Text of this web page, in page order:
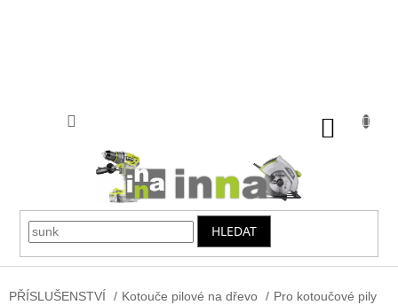
HLEDAT
PŘÍSLUŠENSTVÍ / Kotouče pilové na dřevo / Pro kotoučové pily